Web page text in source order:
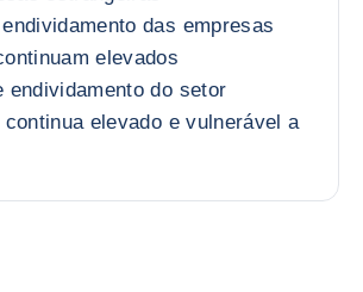
das empresas
elevados
endividamento do setor
elevado e vulnerável a